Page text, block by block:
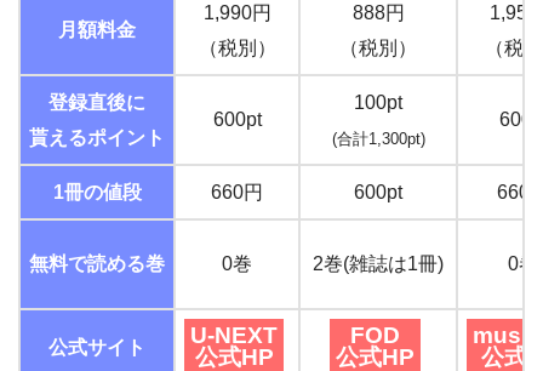
月額料金
1,990円
（税別）
888円
（税別）
1,958
（税
登録直後に
貰えるポイント
600pt
100pt
(合計1,300pt)
1冊の値段 660円 600pt 660
無料で読める巻 0巻 2巻(雑誌は1冊) 0巻
公式サイト
U-NEXT
公式HP
FOD
公式HP
公式